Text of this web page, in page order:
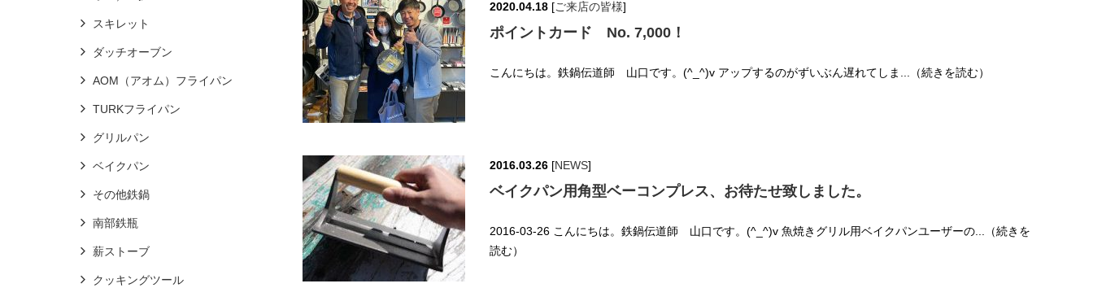
2020.04.18 [ご来店の皆様]
ポイントカード No. 7,000！
こんにちは。鉄鍋伝道師 山口です。(^_^)v アップするのがずいぶん遅れてしま...（続きを読む）
2016.03.26 [NEWS]
ベイクパン用角型ベーコンプレス、お待たせ致しました。
2016-03-26 こんにちは。鉄鍋伝道師 山口です。(^_^)v 魚焼きグリル用ベイクパンユーザーの...（続きを
読む）
スキレット
ダッチオーブン
AOM（アオム）フライパン
TURKフライパン
グリルパン
ベイクパン
その他鉄鍋
南部鉄瓶
薪ストーブ
クッキングツール